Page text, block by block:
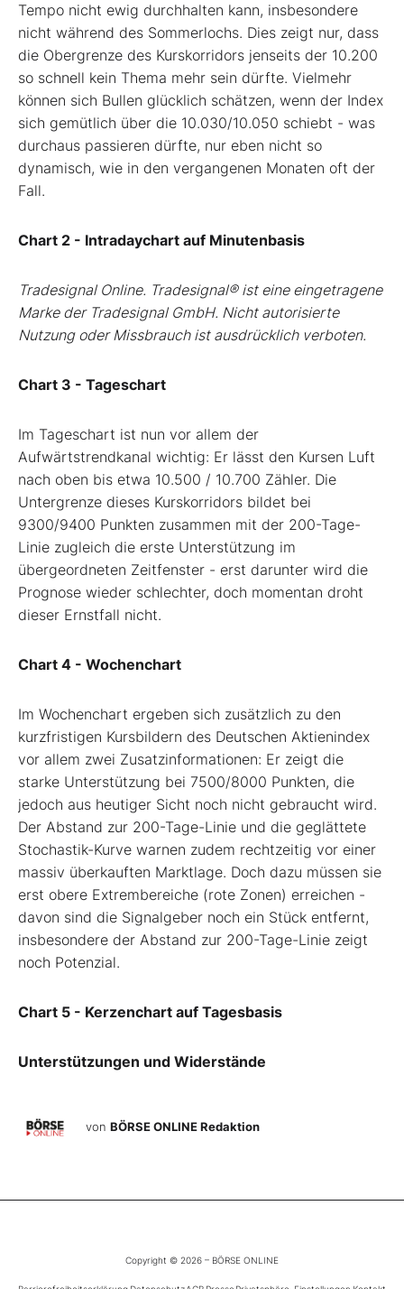
Tempo nicht ewig durchhalten kann, insbesondere
nicht während des Sommerlochs. Dies zeigt nur, dass
die Obergrenze des Kurskorridors jenseits der 10.200
so schnell kein Thema mehr sein dürfte. Vielmehr
können sich Bullen glücklich schätzen, wenn der Index
sich gemütlich über die 10.030/10.050 schiebt - was
durchaus passieren dürfte, nur eben nicht so
dynamisch, wie in den vergangenen Monaten oft der
Fall.
Chart 2 - Intradaychart auf Minutenbasis
Tradesignal Online. Tradesignal® ist eine eingetragene
Marke der Tradesignal GmbH. Nicht autorisierte
Nutzung oder Missbrauch ist ausdrücklich verboten.
Chart 3 - Tageschart
Im Tageschart ist nun vor allem der
Aufwärtstrendkanal wichtig: Er lässt den Kursen Luft
nach oben bis etwa 10.500 / 10.700 Zähler. Die
Untergrenze dieses Kurskorridors bildet bei
9300/9400 Punkten zusammen mit der 200-Tage-
Linie zugleich die erste Unterstützung im
übergeordneten Zeitfenster - erst darunter wird die
Prognose wieder schlechter, doch momentan droht
dieser Ernstfall nicht.
Chart 4 - Wochenchart
Im Wochenchart ergeben sich zusätzlich zu den
kurzfristigen Kursbildern des Deutschen Aktienindex
vor allem zwei Zusatzinformationen: Er zeigt die
starke Unterstützung bei 7500/8000 Punkten, die
jedoch aus heutiger Sicht noch nicht gebraucht wird.
Der Abstand zur 200-Tage-Linie und die geglättete
Stochastik-Kurve warnen zudem rechtzeitig vor einer
massiv überkauften Marktlage. Doch dazu müssen sie
erst obere Extrembereiche (rote Zonen) erreichen -
davon sind die Signalgeber noch ein Stück entfernt,
insbesondere der Abstand zur 200-Tage-Linie zeigt
noch Potenzial.
Chart 5 - Kerzenchart auf Tagesbasis
Unterstützungen und Widerstände
von BÖRSE ONLINE Redaktion
Copyright © 2026 – BÖRSE ONLINE